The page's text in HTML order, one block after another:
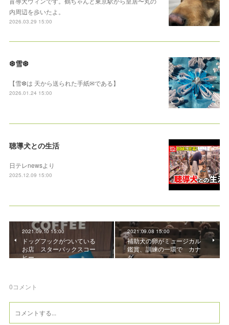
内周辺を歩いたよ。
2026.03.29 15:00
❆雪❆
【雪❆は 天から送られた手紙✉である】
2026.01.24 15:00
聴導犬との生活
日テレnewsより
2025.12.09 15:00
2021.09.10 15:00
ドッグフックがついている
お店 スターバックスコー
ヒー
2021.09.08 15:00
補助犬の卵がミュージカル
鑑賞、訓練の一環で カナ
ダ
0コメント